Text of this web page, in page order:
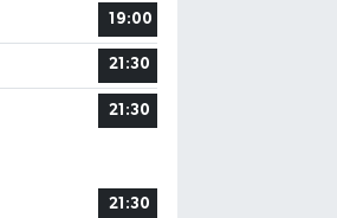
19:00
21:30
21:30
21:30